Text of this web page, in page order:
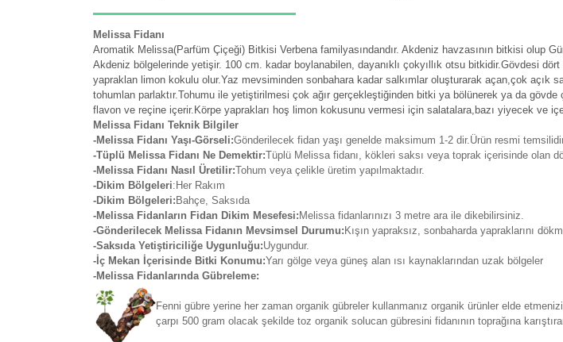
Melissa Fidanı
Aromatik Melissa(Parfüm Çiçeği) Bitkisi Verbena familyasındandır. Akdeniz havzasının bitkisi olup
Akdeniz bölgelerinde yetişir. 100 cm. kadar boylanabilen, dayanıklı çokyıllık otsu bitkidir.Gövdesi
yapraklan limon kokulu olur.Yaz mevsiminden sonbahara kadar salkımlar oluşturarak açan,çok açık
tohumlan parlaktır.Tohumu ile yetiştirilmesi çok ağır gerçekleştiğinden bitki ya bölünerek ya da
flavon ve reçine içerir.Körpe yaprakları hoş limon kokusunu vermesi için salatalara,bazı yiyecek ve
Melissa Fidanı Teknik Bilgiler
-Melissa Fidanı Yaşı-Görseli:Gönderilecek fidan yaşı genelde maksimum 1-2 dir.Ürün resmi
-Tüplü Melissa Fidanı Ne Demektir:Tüplü Melissa fidanı, kökleri saksı veya toprak içerisinde olan
-Melissa Fidanı Nasıl Üretilir:Tohum veya çelikle üretim yapılmaktadır.
-Dikim Bölgeleri:Her Rakım
-Dikim Bölgeleri: Bahçe, Saksıda
-Melissa Fidanların Fidan Dikim Mesefesi: Melissa fidanlarınızı 3 metre ara ile dikebilirsiniz.
-Gönderilecek Melissa Fidanın Mevsimsel Durumu: Kışın yapraksız, sonbaharda yapraklarını
-Saksıda Yetiştiriciliğe Uygunluğu:Uygundur.
-İç Mekan İçerisinde Bitki Konumu:Yarı gölge veya güneş alan ısı kaynaklarından uzak bölgeler
-Melissa Fidanlarında Gübreleme:
Fenni gübre yerine her zaman organik gübreler kullanmanız organik ürünler elde
çarpı 500 gram olacak şekilde toz organik solucan gübresini fidanının toprağına